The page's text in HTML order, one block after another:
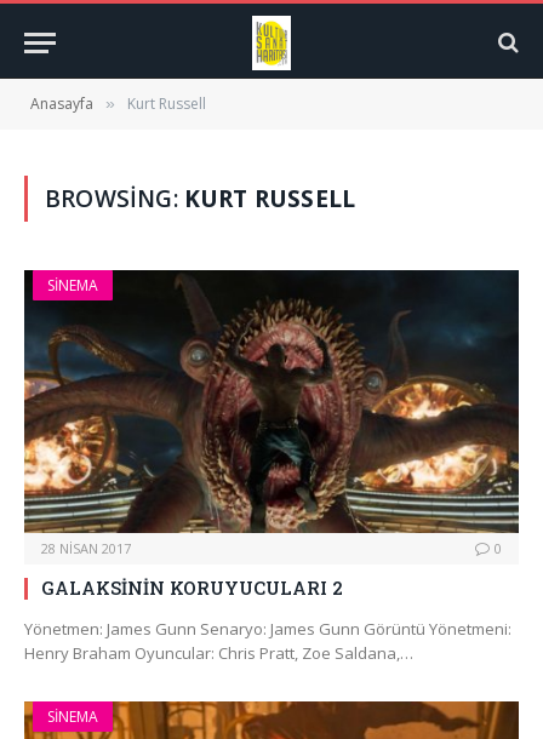
Anasayfa » Kurt Russell
BROWSING: KURT RUSSELL
SINEMA
28 NISAN 2017 0
GALAKSİNİN KORUYUCULARI 2
Yönetmen: James Gunn Senaryo: James Gunn Görüntü Yönetmeni:
Henry Braham Oyuncular: Chris Pratt, Zoe Saldana,…
SINEMA